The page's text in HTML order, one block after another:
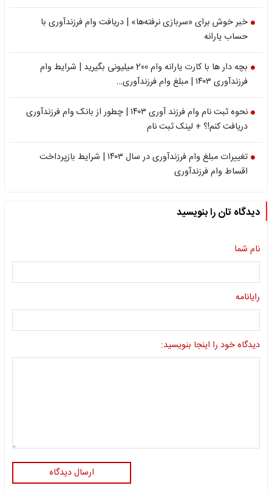
خبر خوش برای «سربازی نرفته‌ها» | دریافت وام فرزندآوری با
حساب یارانه
بچه دار ها با کارت یارانه وام 200 میلیونی بگیرید | شرایط وام
فرزندآوری ۱۴۰۳ | مبلغ وام فرزندآوری…
نحوه ثبت نام وام فرزند آوری ۱۴۰۳ | چطور از بانک وام فرزندآوری
دریافت کنم!؟ + لینک ثبت نام
تغییرات مبلغ وام فرزندآوری در سال ۱۴۰۳ | شرایط بازپرداخت
اقساط وام فرزندآوری
دیدگاه تان را بنویسید
نام شما
رایانامه
دیدگاه خود را اینجا بنویسید:
ارسال دیدگاه